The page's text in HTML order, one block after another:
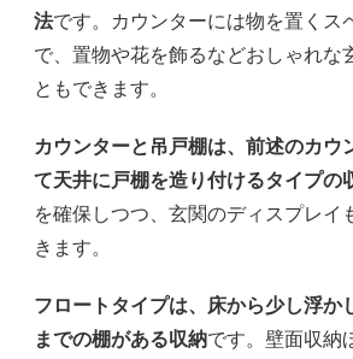
法です。カウンターには物を置くス
で、置物や花を飾るなどおしゃれな
ともできます。
カウンターと吊戸棚は、前述のカウ
て天井に戸棚を造り付けるタイプの
を確保しつつ、玄関のディスプレイ
きます。
フロートタイプは、床から少し浮か
までの棚がある収納です。壁面収納